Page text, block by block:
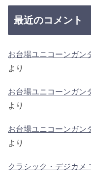
最近のコメント
お台場ユニコーンガン
より
お台場ユニコーンガン
より
お台場ユニコーンガン
より
クラシック・デジカメ